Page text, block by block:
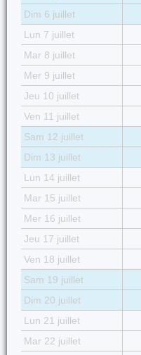
Dim 6 juillet
Lun 7 juillet
Mar 8 juillet
Mer 9 juillet
Jeu 10 juillet
Ven 11 juillet
Sam 12 juillet
Dim 13 juillet
Lun 14 juillet
Mar 15 juillet
Mer 16 juillet
Jeu 17 juillet
Ven 18 juillet
Sam 19 juillet
Dim 20 juillet
Lun 21 juillet
Mar 22 juillet